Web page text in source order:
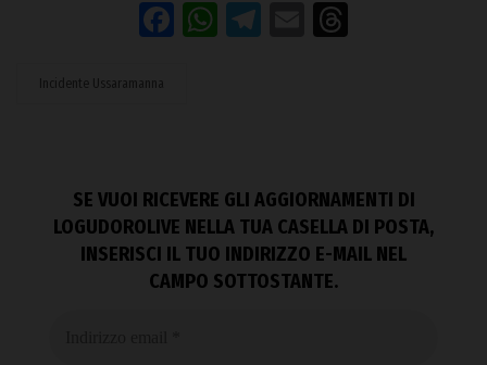
Facebook
WhatsApp
Telegram
Email
Incidente Ussaramanna
SE VUOI RICEVERE GLI AGGIORNAMENTI DI
LOGUDOROLIVE NELLA TUA CASELLA DI POSTA,
INSERISCI IL TUO INDIRIZZO E-MAIL NEL
CAMPO SOTTOSTANTE.